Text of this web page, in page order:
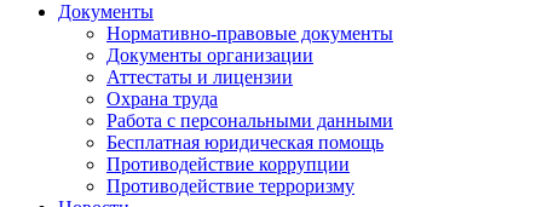
Документы
Нормативно-правовые документы
Документы организации
Аттестаты и лицензии
Охрана труда
Работа с персональными данными
Бесплатная юридическая помощь
Противодействие коррупции
Противодействие терроризму